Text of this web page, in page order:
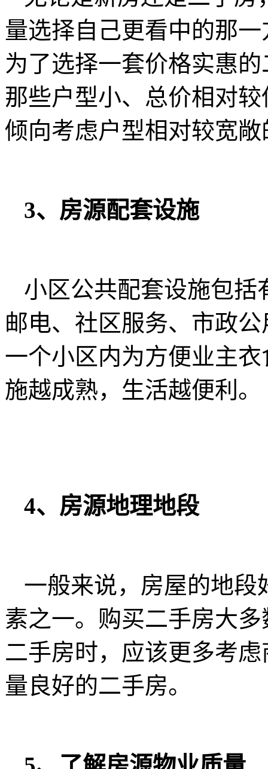
量选择自己更看中的那
为了选择一套价格实惠
那些户型小、总价相对
倾向考虑户型相对较宽敞
3、房源配套设施
小区公共配套设施包括
邮电、社区服务、市政
一个小区内为方便业主
施越成熟，生活越便利。
4、房源地理地段
一般来说，房屋的地段
素之一。购买二手房大
二手房时，应该更多考
量良好的二手房。